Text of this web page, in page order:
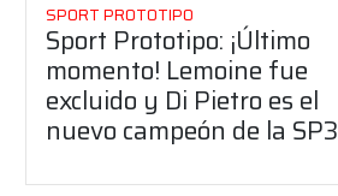
SPORT PROTOTIPO
Sport Prototipo: ¡Último
momento! Lemoine fue
excluido y Di Pietro es el
nuevo campeón de la SP3